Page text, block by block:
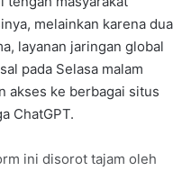
melainkan karena dua
layanan jaringan global
pada Selasa malam
akses ke berbagai situs
ChatGPT.
ini disorot tajam oleh